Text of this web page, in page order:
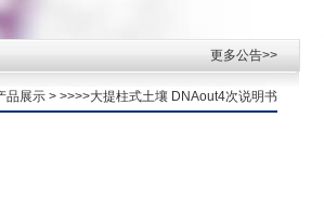
更多公告>>
品展示 > >>>>大提柱式土壤 DNAout4次说明书